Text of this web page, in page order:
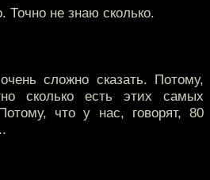
Точно не знаю сколько.
сложно сказать. Потому,
сколько есть этих самых
что у нас, говорят, 80